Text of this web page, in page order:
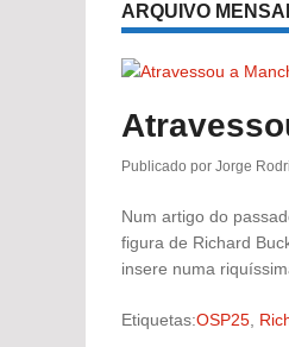
ARQUIVO
Publicado por Jorge
Num artigo do
figura de Richard
insere numa
Etiquetas:OSP25,